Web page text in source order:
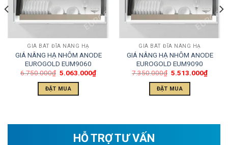
GIÁ BÁT ĐĨA NÂNG HẠ
GIÁ NÂNG HẠ NHÔM ANODE
EUROGOLD EUM9060
6.750.000₫ 5.063.000₫
ĐẶT MUA
GIÁ BÁT ĐĨA NÂNG HẠ
GIÁ NÂNG HẠ NHÔM ANODE
EUROGOLD EUM9090
7.350.000₫ 5.513.000₫
ĐẶT MUA
HỖ TRỢ TƯ VẤN